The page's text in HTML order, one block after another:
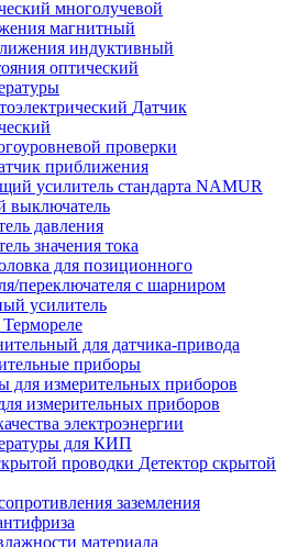
многолучевой
магнитный
индуктивный
оптический
Датчик
проверки
приближения
усилитель стандарта NAMUR
выключатель
давления
значения тока
для позиционного
переключателя с шарниром
усилитель
Термореле
для датчика-привода
приборы
измерительных приборов
электроэнергии
для КИП
Детектор скрытой
заземления
материала